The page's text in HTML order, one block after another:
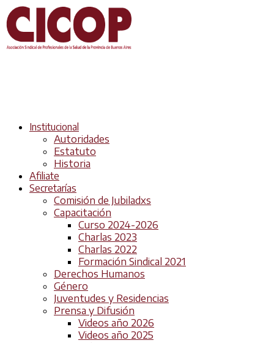
Institucional
Autoridades
Estatuto
Historia
Afiliate
Secretarías
Comisión de Jubiladxs
Capacitación
Curso 2024-2026
Charlas 2023
Charlas 2022
Formación Sindical 2021
Derechos Humanos
Género
Juventudes y Residencias
Prensa y Difusión
Videos año 2026
Videos año 2025